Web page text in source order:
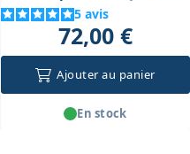
EQ5/EQ6-R/EQ8-R
5 avis
72,00 €
Ajouter au panier
En stock